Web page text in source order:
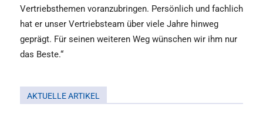
Vertriebsthemen voranzubringen. Persönlich und fachlich
hat er unser Vertriebsteam über viele Jahre hinweg
geprägt. Für seinen weiteren Weg wünschen wir ihm nur
das Beste.“
AKTUELLE ARTIKEL